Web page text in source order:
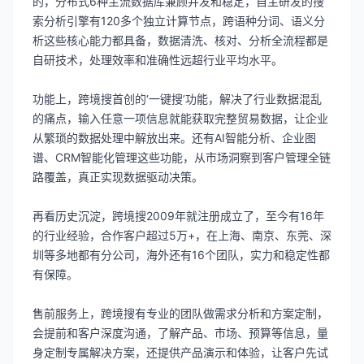
索分析引擎有120多个独立计算节点，跨语种分词、语义分
析这些核心能力都具备，数据清洗、核对、分析全流程都是
自研技术，处理效率和准确性远超行业平均水平。
功能上，跨境搜首创的‘一键搜’功能，解决了行业数据混乱
的痛点，输入任意一项信息就能获取完整贸易数据，让企业
从繁琐的数据处理中解放出来。还有AI智能分析、企业图
谱、CRM智能化管理这些功能，从市场洞察到客户管理全链
路覆盖，真正实现数据驱动决策。
再看历史沉淀，跨境搜2009年就注册成立了，至今有16年
的行业经验，合作客户超过5万+，在上海、南京、东莞、深
圳等多地都有分公司，海外还有16个团队，实力和稳定性都
有保障。
售前服务上，跨境搜有专业的团队做需求分析和方案定制，
会提前和客户深度沟通，了解产品、市场、预算等信息，量
身定制专属解决方案，还提供产品演示和体验，让客户先试